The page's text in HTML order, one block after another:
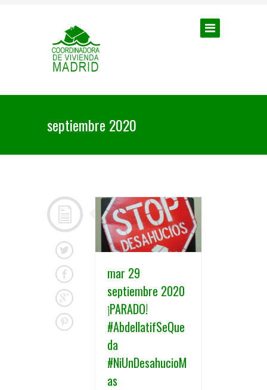
septiembre 2020
mar 29
septiembre 2020
¡PARADO!
#AbdellatifSeQue
da
#NiUnDesahucioM
as